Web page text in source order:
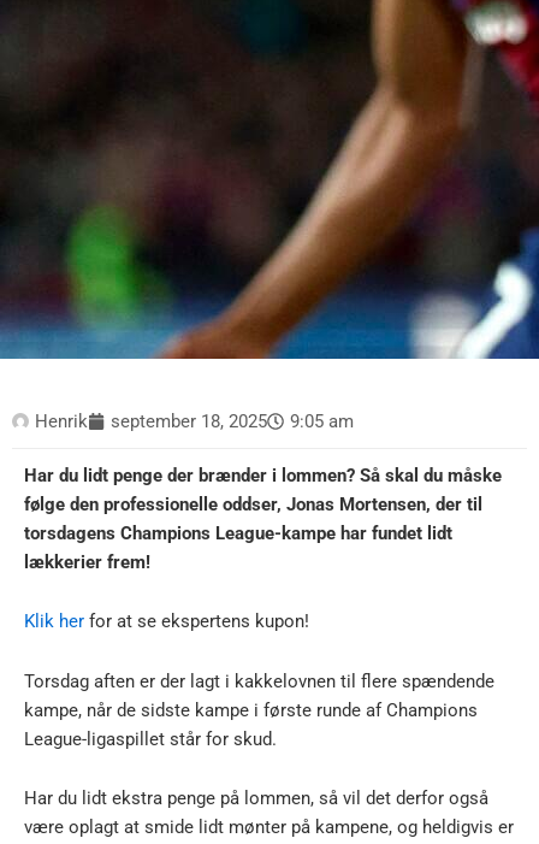
Henrik september 18, 2025 9:05 am
Har du lidt penge der brænder i lommen? Så skal du måske
følge den professionelle oddser, Jonas Mortensen, der til
torsdagens Champions League-kampe har fundet lidt
lækkerier frem!
Klik her for at se ekspertens kupon!
Torsdag aften er der lagt i kakkelovnen til flere spændende
kampe, når de sidste kampe i første runde af Champions
League-ligaspillet står for skud.
Har du lidt ekstra penge på lommen, så vil det derfor også
være oplagt at smide lidt mønter på kampene, og heldigvis er